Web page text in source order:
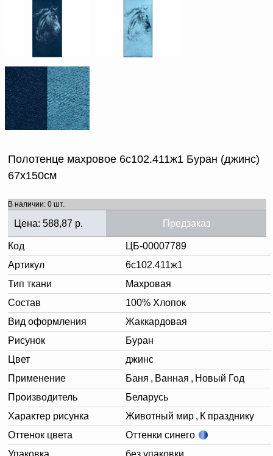
Полотенце махровое 6с102.411ж1 Буран (джинс)
67х150см
В наличии: 0 шт.
Цена: 588,87 р. Предзаказ
Код
ЦБ-00007789
Артикул
6с102.411ж1
Тип ткани
Махровая
Состав
100% Хлопок
Вид оформления
Жаккардовая
Рисунок
Буран
Цвет
джинс
Применение
Баня , Ванная , Новый Год
Производитель
Беларусь
Характер рисунка
Животный мир , К празднику
Оттенок цвета
Оттенки синего
Упаковка
без упаковки